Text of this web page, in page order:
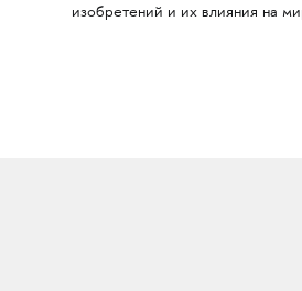
изобретений и их влияния на